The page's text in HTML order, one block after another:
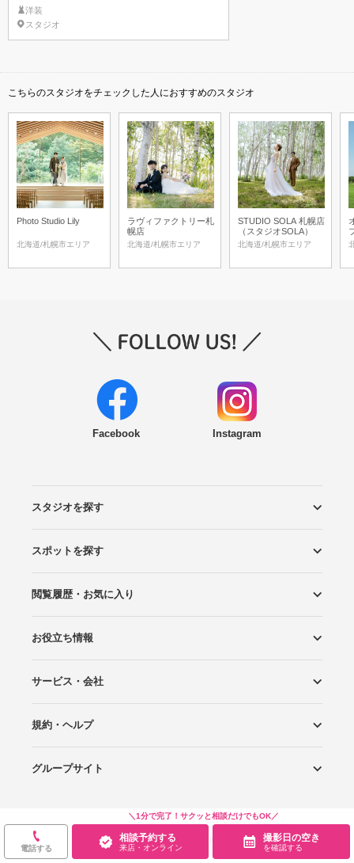
＼1分で完了！サクッと相談だけでもOK／
電話する
相談予約する
来店・オンライン
撮影日の空き
を確認する
洋装
スタジオ
こちらのスタジオをチェックした人におすすめのスタジオ
Photo Studio Lily
北海道/札幌市エリア
ラヴィファクトリー札
幌店
北海道/札幌市エリア
STUDIO SOLA 札幌店
（スタジオSOLA）
北海道/札幌市エリア
Facebook Instagram
スタジオを探す
エリアから探す
こだわりから探す
NEW PHOTO STYLE
プランから探す
フォトタイプ診断
フォトグラファーから探す
国内リゾートから探す
スポットを探す
ロケーションから探す
スタジオから探す
閲覧履歴・お気に入り
閲覧スタジオ
お気に入り
お役立ち情報
Wedding Photo マガジン
はじめてガイド
サービス・会社
Photoraitとは
スタジオの掲載について
お問い合わせ
運営会社
サイトマップ
規約・ヘルプ
プライバシーポリシー
利用規約
ヘルプ
グループサイト
Wedding Park 海外
Copyright©WEDDING PARK CO.,LTD.